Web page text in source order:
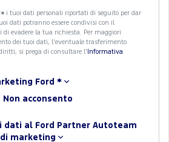
i tuoi dati personali riportati di seguito per dar
dati potranno essere condivisi con il
la tua richiesta. Per maggiori
dei tuoi dati, l'eventuale trasferimento
si prega di consultare l' Informativa
Ford *
Non acconsento
dati al Ford Partner Autoteam
marketing